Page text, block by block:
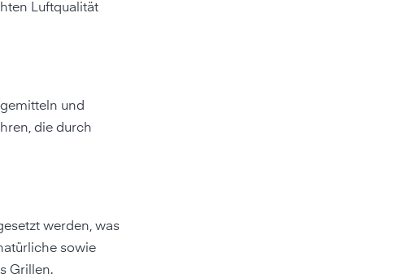
Luftqualität
und
die durch
werden, was
sowie
Grillen.